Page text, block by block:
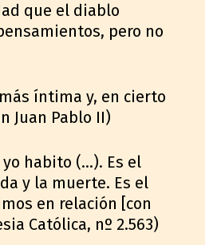
que el diablo
pero no
íntima y, en cierto
Juan Pablo II)
yo habito (…). Es el
y la muerte. Es el
en relación [con
Católica, nº 2.563)